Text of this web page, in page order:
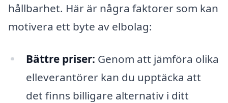
hållbarhet. Här är några faktorer som kan
motivera ett byte av elbolag:
Bättre priser: Genom att jämföra olika
elleverantörer kan du upptäcka att
det finns billigare alternativ i ditt